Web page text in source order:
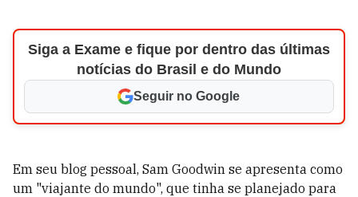
Siga a Exame e fique por dentro das últimas
notícias do Brasil e do Mundo
Seguir no Google
Em seu blog pessoal, Sam Goodwin se apresenta como
um "viajante do mundo", que tinha se planejado para